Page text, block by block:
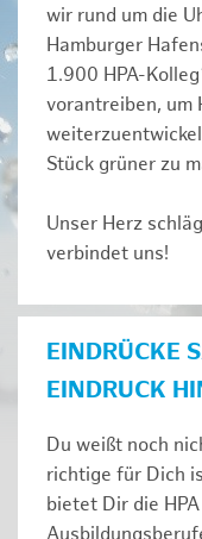
wir rund um die
Hamburger
1.900 HPA-
vorantreiben, um
Stück grüner zu
Unser Herz
verbindet uns!
EINDRÜCKE
EINDRUCK
Du weißt noch
richtige für Dich
bietet Dir die